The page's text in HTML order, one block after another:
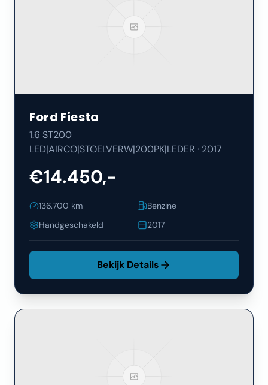
Ford Fiesta
1.6 ST200
LED|AIRCO|STOELVERW|200PK|LEDER · 2017
€14.450,-
136.700 km
Benzine
Handgeschakeld
2017
Bekijk Details